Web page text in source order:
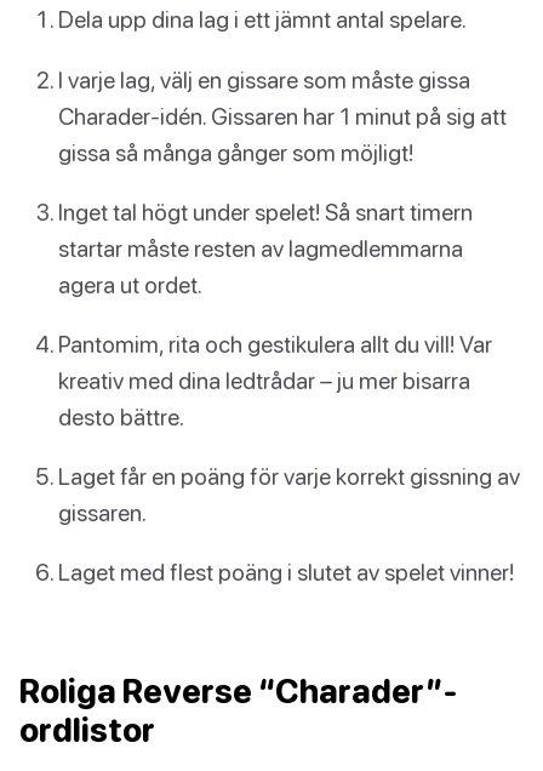
Dela upp dina lag i ett jämnt antal spelare.
I varje lag, välj en gissare som måste gissa
Charader-idén. Gissaren har 1 minut på sig att
gissa så många gånger som möjligt!
Inget tal högt under spelet! Så snart timern
startar måste resten av lagmedlemmarna
agera ut ordet.
Pantomim, rita och gestikulera allt du vill! Var
kreativ med dina ledtrådar – ju mer bisarra
desto bättre.
Laget får en poäng för varje korrekt gissning av
gissaren.
Laget med flest poäng i slutet av spelet vinner!
Roliga Reverse “Charader”-
ordlistor